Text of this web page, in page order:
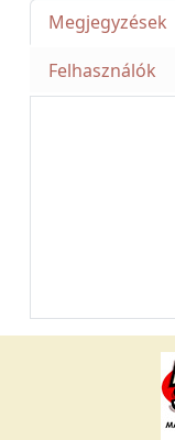
Megjegyzések
Felhasználók